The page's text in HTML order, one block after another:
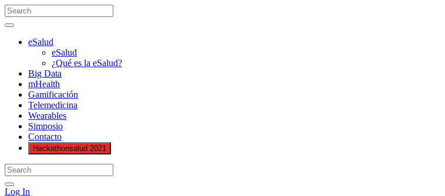
eSalud
eSalud
¿Qué es la eSalud?
Big Data
mHealth
Gamificación
Telemedicina
Wearables
Simposio
Contacto
Hackathonsalud 2021
Log In